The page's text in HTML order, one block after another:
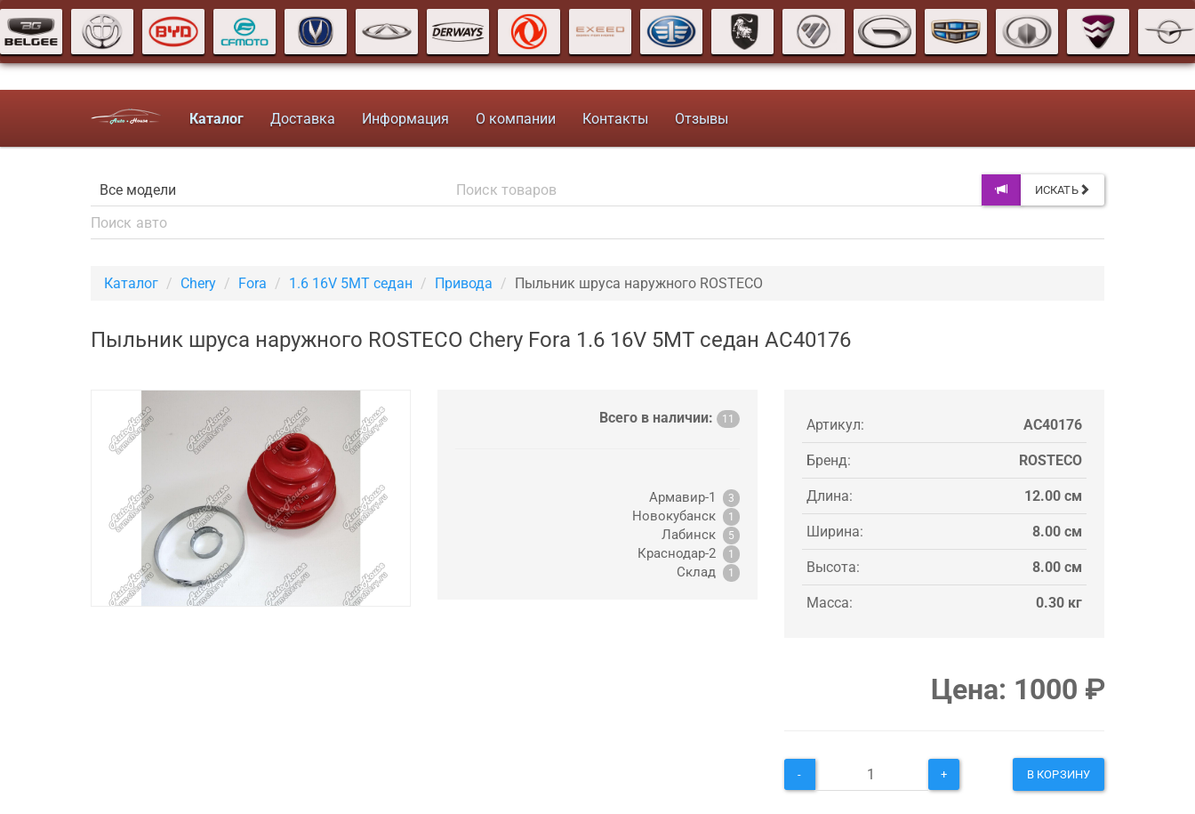
Каталог Доставка Информация О компании Контакты Отзывы
ИСКАТЬ
Каталог Chery Fora 1.6 16V 5MT седан Привода Пыльник шруса наружного ROSTECO
Пыльник шруса наружного ROSTECO Chery Fora 1.6 16V 5MT седан AC40176
Всего в наличии: 11
Армавир-1 3
Новокубанск 1
Лабинск 5
Краснодар-2 1
Склад 1
Артикул: AC40176
Бренд: ROSTECO
Длина: 12.00 см
Ширина: 8.00 см
Высота: 8.00 см
Масса: 0.30 кг
Цена: 1000 ₽
- + В КОРЗИНУ